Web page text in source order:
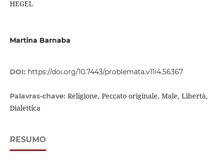
HEGEL
Martina Barnaba
DOI: https://doi.org/10.7443/problemata.v11i4.56367
Palavras-chave: Religione, Peccato originale, Male, Libertà,
Dialettica
RESUMO